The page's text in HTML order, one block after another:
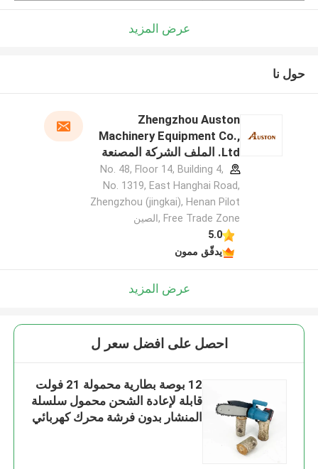
عرض المزيد
حول نا
Zhengzhou Auston
Machinery Equipment Co.,
Ltd. الملف الشركة المصنعة
No. 48, Floor 14, Building 4,
No. 1319, East Hanghai Road,
Zhengzhou (jingkai), Henan Pilot
Free Trade Zone ,الصين
5.0
يدقّق ممون
عرض المزيد
احصل على افضل سعر ل
12 بوصة بطارية محمولة 21 فولت
قابلة لإعادة الشحن محمول سلسلة
المنشار بدون فرشة محرك كهربائي